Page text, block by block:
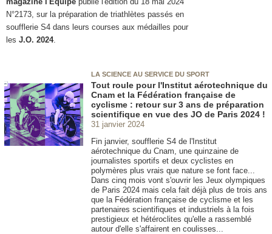
N°2173, sur la préparation de triathlètes passés en
soufflerie S4 dans leurs courses aux médailles pour
les J.O. 2024.
LA SCIENCE AU SERVICE DU SPORT
Tout roule pour l'Institut aérotechnique du
Cnam et la Fédération française de
cyclisme : retour sur 3 ans de préparation
scientifique en vue des JO de Paris 2024 !
31 janvier 2024
Fin janvier, soufflerie S4 de l'Institut
aérotechnique du Cnam, une quinzaine de
journalistes sportifs et deux cyclistes en
polymères plus vrais que nature se font face...
Dans cinq mois vont s'ouvrir les Jeux olympiques
de Paris 2024 mais cela fait déjà plus de trois ans
que la Fédération française de cyclisme et les
partenaires scientifiques et industriels à la fois
prestigieux et hétéroclites qu'elle a rassemblé
autour d'elle s'affairent en coulisses...